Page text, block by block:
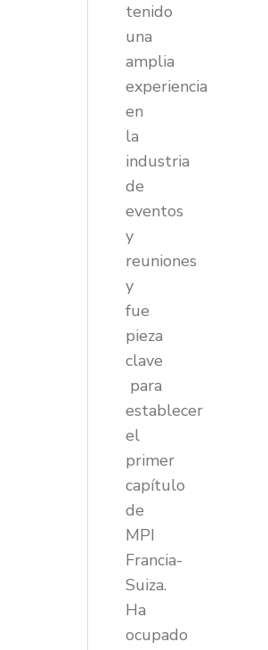
tenido
una
amplia
experiencia
en
la
industria
de
eventos
y
reuniones
y
fue
pieza
clave
para
establecer
el
primer
capítulo
de
MPI
Francia-
Suiza.
Ha
ocupado